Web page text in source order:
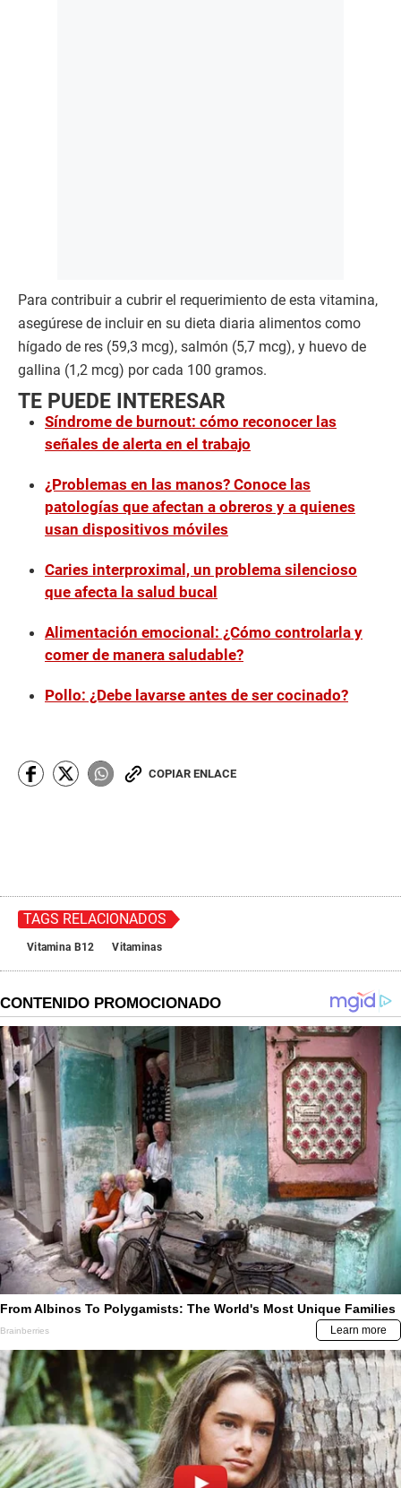
Para contribuir a cubrir el requerimiento de esta vitamina,
asegúrese de incluir en su dieta diaria alimentos como
hígado de res (59,3 mcg), salmón (5,7 mcg), y huevo de
gallina (1,2 mcg) por cada 100 gramos.
TE PUEDE INTERESAR
Síndrome de burnout: cómo reconocer las
señales de alerta en el trabajo
¿Problemas en las manos? Conoce las
patologías que afectan a obreros y a quienes
usan dispositivos móviles
Caries interproximal, un problema silencioso
que afecta la salud bucal
Alimentación emocional: ¿Cómo controlarla y
comer de manera saludable?
Pollo: ¿Debe lavarse antes de ser cocinado?
COPIAR ENLACE
TAGS RELACIONADOS
Vitamina B12 Vitaminas